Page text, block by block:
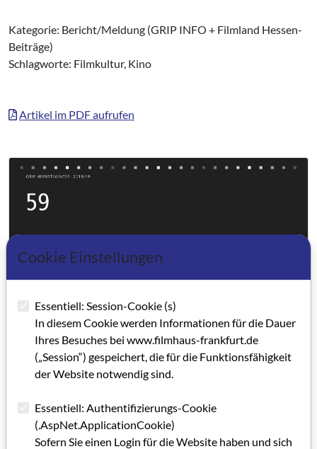
Kategorie: Bericht/Meldung (GRIP INFO + Filmland Hessen-
Beiträge)
Schlagworte: Filmkultur, Kino
Artikel im PDF aufrufen
Cookie Einstellungen
Essentiell: Session-Cookie (s)
In diesem Cookie werden Informationen für die Dauer
Ihres Besuches bei www.filmhaus-frankfurt.de
(„Session“) gespeichert, die für die Funktionsfähigkeit
der Website notwendig sind.
Essentiell: Authentifizierungs-Cookie
(.AspNet.ApplicationCookie)
Sofern Sie einen Login für die Website haben und sich